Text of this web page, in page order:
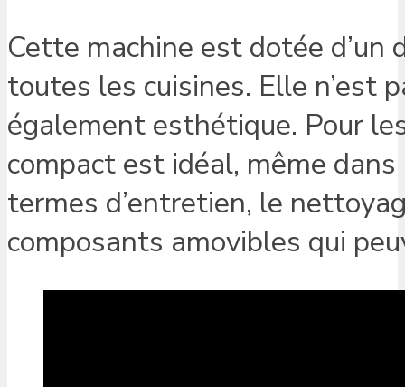
Cette machine est dotée d’un
toutes les cuisines. Elle n’est
également esthétique. Pour
compact est idéal, même
termes d’entretien, le
composants amovibles qui